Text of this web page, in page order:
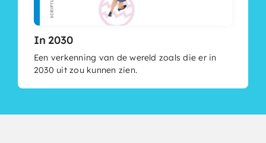
In 2030
Een verkenning van de wereld zoals die er in
2030 uit zou kunnen zien.